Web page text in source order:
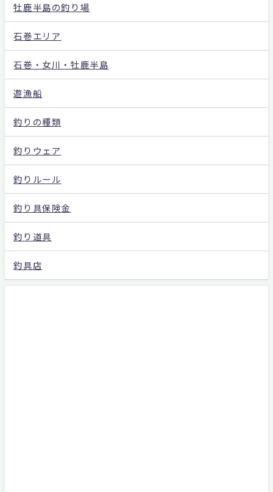
牡鹿半島の釣り場
石巻エリア
石巻・女川・牡鹿半島
遊漁船
釣りの種類
釣りウェア
釣りルール
釣り具保険金
釣り道具
釣具店